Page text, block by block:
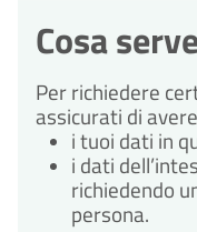
Cosa
Per richiedere
assicurati di
i tuoi dati in
i dati
richiedendo
persona.